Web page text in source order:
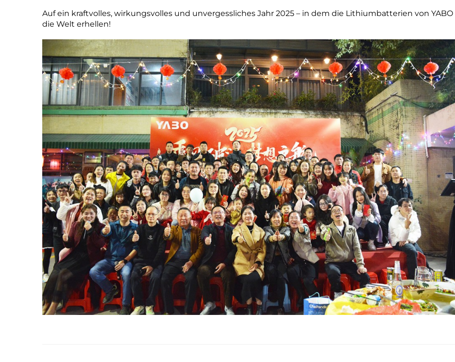
Auf ein kraftvolles, wirkungsvolles und unvergessliches Jahr 2025 – in dem die Lithiumbatterien von YABO
die Welt erhellen!